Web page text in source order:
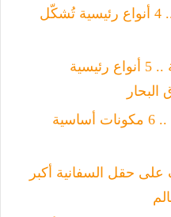
منصات آبار النفط البرية .. 4 أنواع رئيسية تُشكّل
منصات آبار النفط البحرية .. 5 أنواع رئيسية
تصميم منصات آبار النفط .. 6 مكونات أساسية
تعرّف على حقل السفانية أكبر